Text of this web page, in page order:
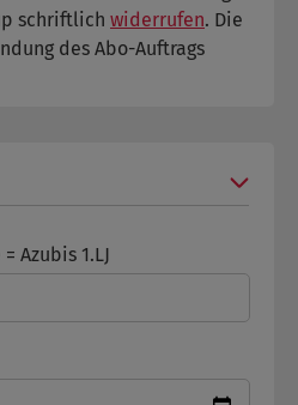
schriftlich widerrufen. Die
des Abo-Auftrags
Azubis 1.LJ